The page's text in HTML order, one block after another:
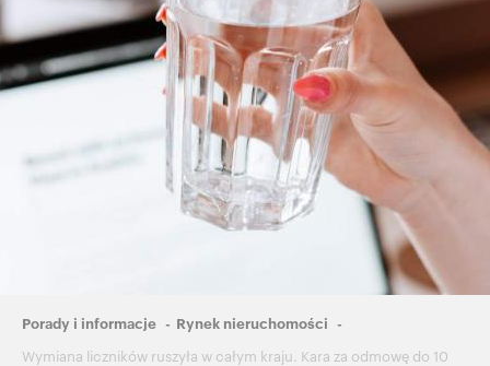
Ścieżka
nawigacyjna
Porady i informacje
Rynek nieruchomości
Wymiana liczników ruszyła w całym kraju. Kara za odmowę do 10